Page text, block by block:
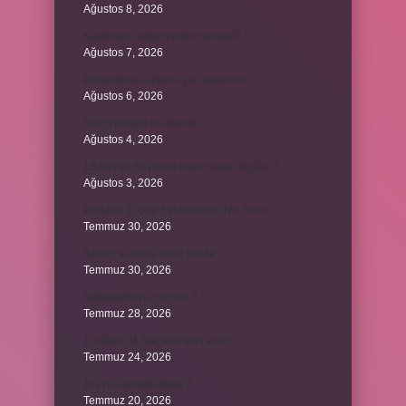
Ağustos 8, 2026
Ağustos 7, 2026
Ağustos 6, 2026
Ağustos 4, 2026
Ağustos 3, 2026
Temmuz 30, 2026
Temmuz 30, 2026
Temmuz 28, 2026
Temmuz 24, 2026
Temmuz 20, 2026